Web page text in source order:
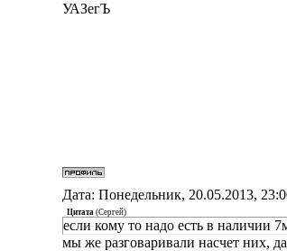
УАЗегЪ
Дата: Понедельник, 20.05.2013,
Цитата (Сергей)
если кому то надо есть в наличии
мы же разговаривали насчет них,